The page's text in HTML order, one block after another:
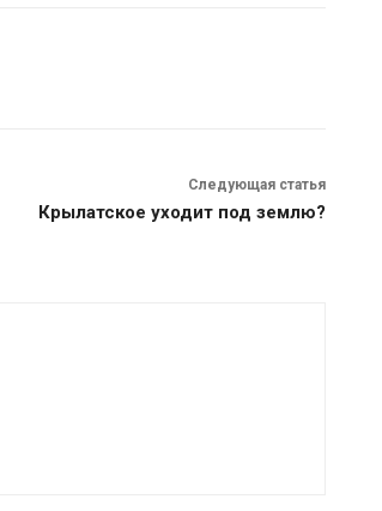
Следующая статья
Крылатское уходит под землю?